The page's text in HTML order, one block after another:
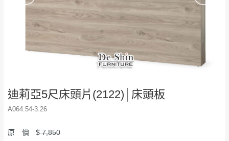
迪莉亞5尺床頭片(2122)│床頭板
A064.54-3.26
原 價 $7,850